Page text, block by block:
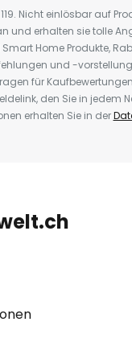
Nicht einlösbar auf
und erhalten sie tolle
Home Produkte,
und -
für
den Sie in jedem
erhalten Sie in der